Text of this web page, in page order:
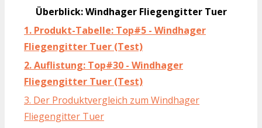
Überblick: Windhager Fliegengitter Tuer
1. Produkt-Tabelle: Top#5 - Windhager
Fliegengitter Tuer (Test)
2. Auflistung: Top#30 - Windhager
Fliegengitter Tuer (Test)
3. Der Produktvergleich zum Windhager
Fliegengitter Tuer